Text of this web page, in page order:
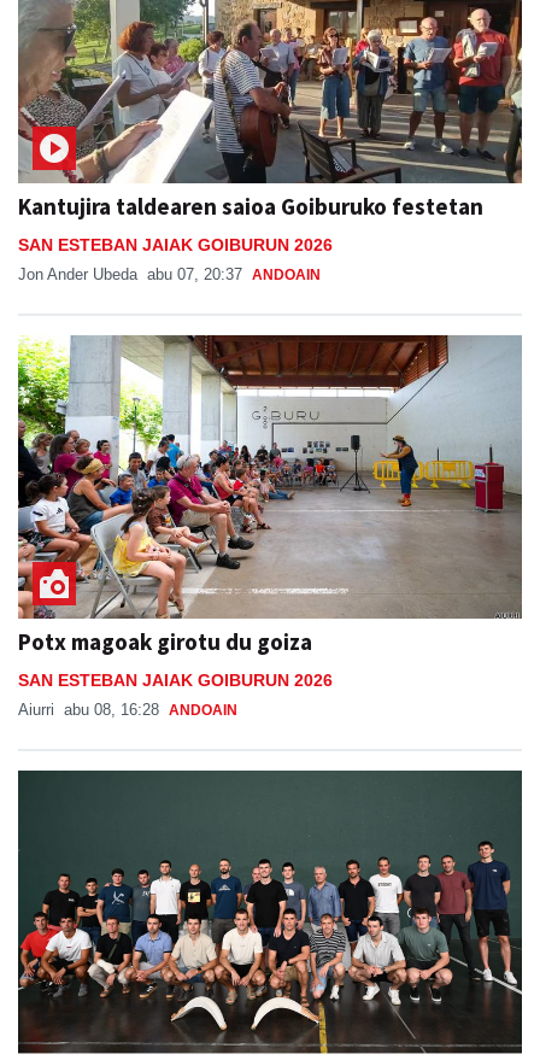
Kantujira taldearen saioa Goiburuko festetan
SAN ESTEBAN JAIAK GOIBURUN 2026
Jon Ander Ubeda abu 07, 20:37 ANDOAIN
Potx magoak girotu du goiza
SAN ESTEBAN JAIAK GOIBURUN 2026
Aiurri abu 08, 16:28 ANDOAIN